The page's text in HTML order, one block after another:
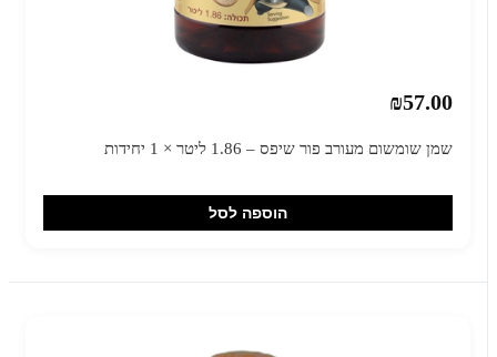
₪57.00
שמן שומשום מעורב פור שיפס – 1.86 ליטר × 1 יחידות
הוספה לסל